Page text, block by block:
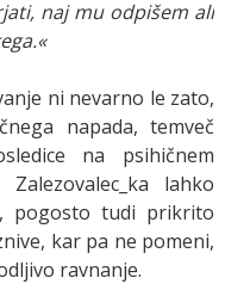
naj mu odpišem ali
ni nevarno le zato,
napada, temveč
na psihičnem
lahko
pogosto tudi prikrito
kar pa ne pomeni,
ravnanje.